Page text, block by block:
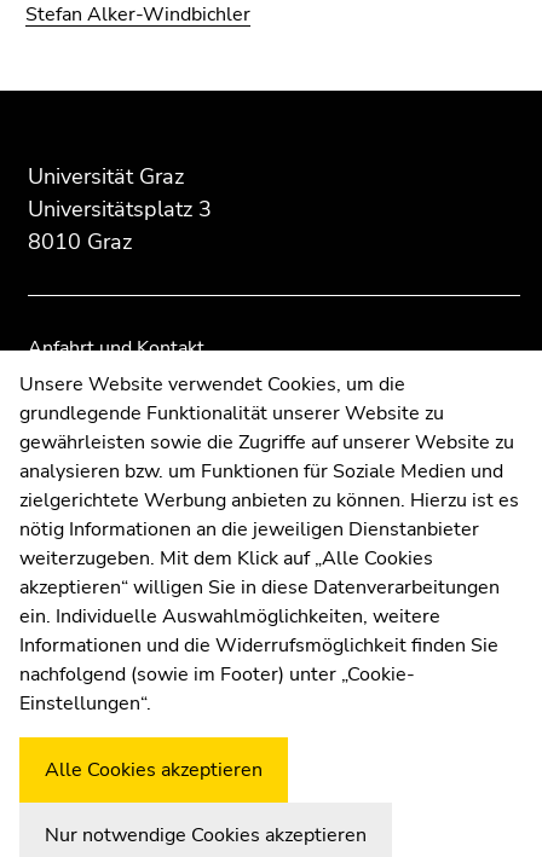
Stefan Alker-Windbichler
Seitenbereichs:
Zusatzinformationen:
Universität Graz
Universitätsplatz 3
8010 Graz
Anfahrt und Kontakt
Kommunikation und Öffentlichkeitsarbeit
Moodle
UNIGRAZonline
Impressum
Datenschutzerklärung
Cookie-Einstellungen
Barrierefreiheitserklärung
WetterstationUni Graz
Seitenbereichs.
Übersicht
Seitenbereichs.
Übersicht
Unsere Website verwendet Cookies, um die
grundlegende Funktionalität unserer Website zu
gewährleisten sowie die Zugriffe auf unserer Website zu
analysieren bzw. um Funktionen für Soziale Medien und
zielgerichtete Werbung anbieten zu können. Hierzu ist es
nötig Informationen an die jeweiligen Dienstanbieter
weiterzugeben. Mit dem Klick auf „Alle Cookies
akzeptieren“ willigen Sie in diese Datenverarbeitungen
ein. Individuelle Auswahlmöglichkeiten, weitere
Informationen und die Widerrufsmöglichkeit finden Sie
nachfolgend (sowie im Footer) unter „Cookie-
Einstellungen“.
Alle Cookies akzeptieren
Nur notwendige Cookies akzeptieren